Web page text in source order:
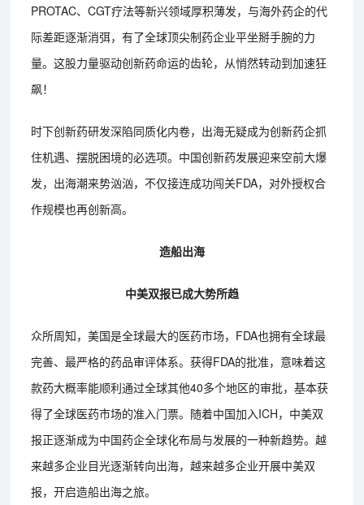
PROTAC、CGT疗法等新兴领域厚积薄发，与海外药企的代
际差距逐渐消弭，有了全球顶尖制药企业平坐掰手腕的力
量。这股力量驱动创新药命运的齿轮，从悄然转动到加速狂
飙！
时下创新药研发深陷同质化内卷，出海无疑成为创新药企抓
住机遇、摆脱困境的必选项。中国创新药发展迎来空前大爆
发，出海潮来势汹汹，不仅接连成功闯关FDA，对外授权合
作规模也再创新高。
造船出海
中美双报已成大势所趋
众所周知，美国是全球最大的医药市场，FDA也拥有全球最
完善、最严格的药品审评体系。获得FDA的批准，意味着这
款药大概率能顺利通过全球其他40多个地区的审批，基本获
得了全球医药市场的准入门票。随着中国加入ICH，中美双
报正逐渐成为中国药企全球化布局与发展的一种新趋势。越
来越多企业目光逐渐转向出海，越来越多企业开展中美双
报，开启造船出海之旅。